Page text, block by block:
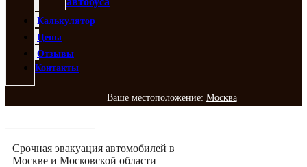
Калькулятор
Цены
Отзывы
Контакты
Ваше местоположение: Москва
Срочная эвакуация автомобилей в
Москве и Московской области